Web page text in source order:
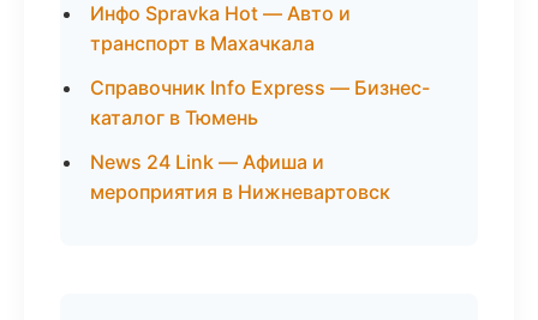
Инфо Spravka Hot — Авто и
транспорт в Махачкала
Справочник Info Express — Бизнес-
каталог в Тюмень
News 24 Link — Афиша и
мероприятия в Нижневартовск